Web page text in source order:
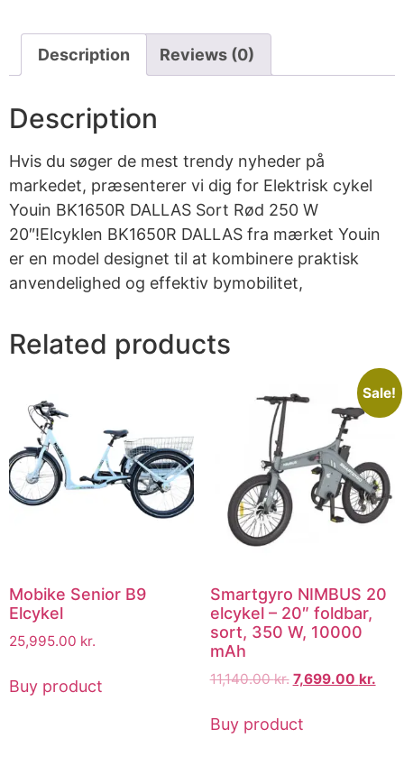
Description Reviews (0)
Description
Hvis du søger de mest trendy nyheder på
markedet, præsenterer vi dig for Elektrisk cykel
Youin BK1650R DALLAS Sort Rød 250 W
20″!Elcyklen BK1650R DALLAS fra mærket Youin
er en model designet til at kombinere praktisk
anvendelighed og effektiv bymobilitet,
Related products
Mobike Senior B9
Elcykel
25,995.00 kr.
Buy product
Sale!
Smartgyro NIMBUS 20
elcykel – 20″ foldbar,
sort, 350 W, 10000
mAh
11,140.00kr. 7,699.00 kr.
Buy product